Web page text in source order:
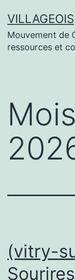
au
contenu
VILLAGEOIS
Mouvement de
ressources et
(vitry-